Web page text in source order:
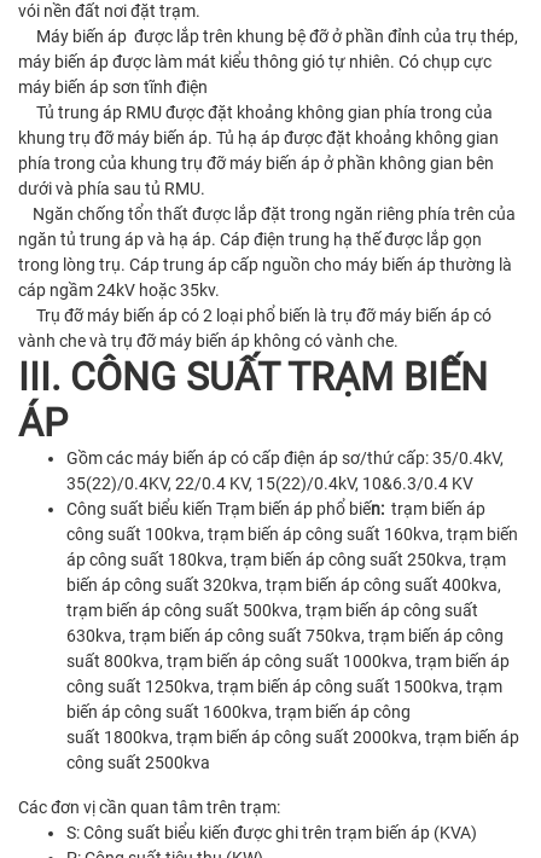
vói nền đất nơi đặt trạm.
Máy biến áp được lắp trên khung bệ đỡ ở phần đỉnh của trụ thép,
máy biến áp được làm mát kiểu thông gió tự nhiên. Có chụp cực
máy biến áp sơn tĩnh điện
Tủ trung áp RMU được đặt khoảng không gian phía trong của
khung trụ đỡ máy biến áp. Tủ hạ áp được đặt khoảng không gian
phía trong của khung trụ đỡ máy biến áp ở phần không gian bên
dưới và phía sau tủ RMU.
Ngăn chống tổn thất được lắp đặt trong ngăn riêng phía trên của
ngăn tủ trung áp và hạ áp. Cáp điện trung hạ thế được lắp gọn
trong lòng trụ. Cáp trung áp cấp nguồn cho máy biến áp thường là
cáp ngầm 24kV hoặc 35kv.
Trụ đỡ máy biến áp có 2 loại phổ biến là trụ đỡ máy biến áp có
vành che và trụ đỡ máy biến áp không có vành che.
III. CÔNG SUẤT TRẠM BIẾN
ÁP
Gồm các máy biến áp có cấp điện áp sơ/thứ cấp: 35/0.4kV,
35(22)/0.4KV, 22/0.4 KV, 15(22)/0.4kV, 10&6.3/0.4 KV
Công suất biểu kiến Trạm biến áp phổ biến: trạm biến áp
công suất 100kva, trạm biến áp công suất 160kva, trạm biến
áp công suất 180kva, trạm biến áp công suất 250kva, trạm
biến áp công suất 320kva, trạm biến áp công suất 400kva,
trạm biến áp công suất 500kva, trạm biến áp công suất
630kva, trạm biến áp công suất 750kva, trạm biến áp công
suất 800kva, trạm biến áp công suất 1000kva, trạm biến áp
công suất 1250kva, trạm biến áp công suất 1500kva, trạm
biến áp công suất 1600kva, trạm biến áp công
suất 1800kva, trạm biến áp công suất 2000kva, trạm biến áp
công suất 2500kva
Các đơn vị cần quan tâm trên trạm:
S: Công suất biểu kiến được ghi trên trạm biến áp (KVA)